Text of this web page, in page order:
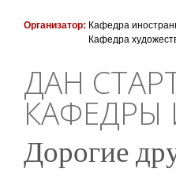
Организатор: Кафедра
Кафедра
ДАН
КАФЕДРЫ
Дорогие